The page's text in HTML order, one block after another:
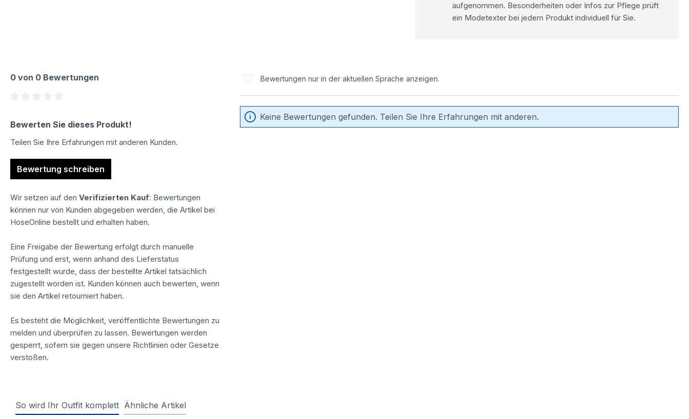
aufgenommen. Besonderheiten oder Infos zur Pflege prüft
ein Modetexter bei jedem Produkt individuell für Sie.
0 von 0 Bewertungen
Bewerten Sie dieses Produkt!
Teilen Sie Ihre Erfahrungen mit anderen Kunden.
Bewertung schreiben
Wir setzen auf den Verifizierten Kauf: Bewertungen
können nur von Kunden abgegeben werden, die Artikel bei
HoseOnline bestellt und erhalten haben.
Eine Freigabe der Bewertung erfolgt durch manuelle
Prüfung und erst, wenn anhand des Lieferstatus
festgestellt wurde, dass der bestellte Artikel tatsächlich
zugestellt worden ist. Kunden können auch bewerten, wenn
sie den Artikel retourniert haben.
Es besteht die Möglichkeit, veröffentlichte Bewertungen zu
melden und überprüfen zu lassen. Bewertungen werden
gesperrt, sofern sie gegen unsere Richtlinien oder Gesetze
verstoßen.
Bewertungen nur in der aktuellen Sprache anzeigen.
Keine Bewertungen gefunden. Teilen Sie Ihre Erfahrungen mit anderen.
So wird Ihr Outfit komplett Ähnliche Artikel